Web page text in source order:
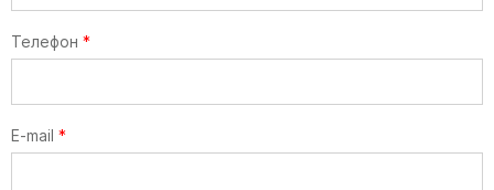
Телефон *
E-mail *